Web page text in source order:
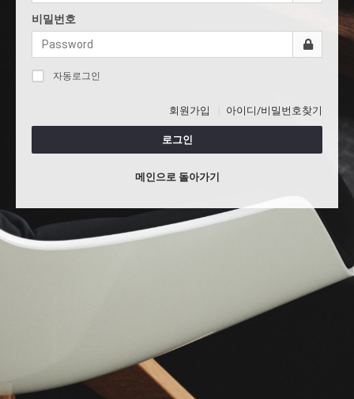
비밀번호
자동로그인
회원가입 아이디/비밀번호찾기
로그인
메인으로 돌아가기